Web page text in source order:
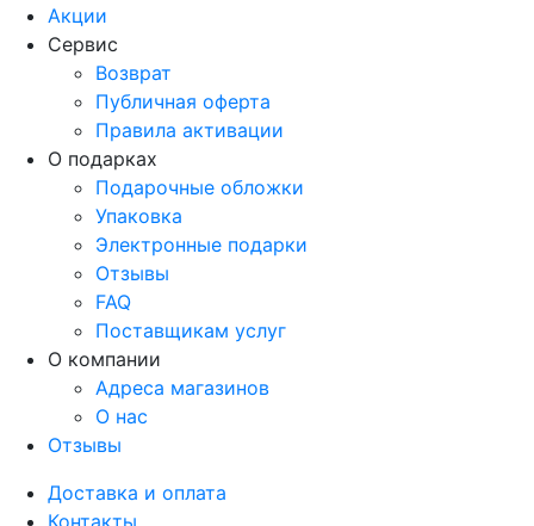
Акции
Сервис
Возврат
Публичная оферта
Правила активации
О подарках
Подарочные обложки
Упаковка
Электронные подарки
Отзывы
FAQ
Поставщикам услуг
О компании
Адреса магазинов
О нас
Отзывы
Доставка и оплата
Контакты